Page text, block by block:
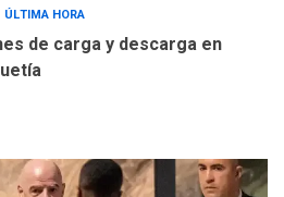
ÚLTIMA HORA
estadales se
al Plan Agosto de
HORA
Municipal de
ÚLTIMA HORA
de carga y descarga en